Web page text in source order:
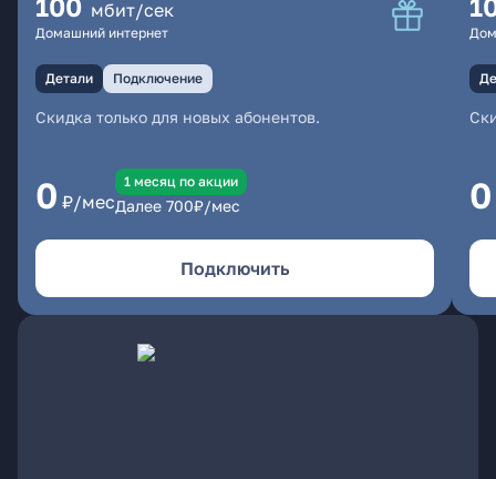
мбит/сек
Домашний интернет
Детали Подключение
Скидка только для новых абонентов.
0 ₽/мес
1 месяц по акции
Далее 700₽/мес
Подключить
0